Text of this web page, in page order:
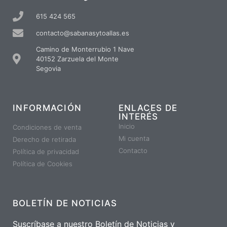
615 424 565
contacto@sabanasytoallas.es
Camino de Monterrubio 1 Nave
40152 Zarzuela del Monte
Segovia
INFORMACIÓN
Condiciones de venta
Derecho de retirada
Política de privacidad
Política de Cookies
ENLACES DE
INTERÉS
Inicio
Mi cuenta
Contacto
BOLETÍN DE NOTICIAS
Suscríbase a nuestro Boletín de Noticias y